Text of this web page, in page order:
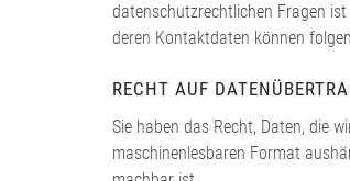
datenschutzrechtlichen Fragen
deren Kontaktdaten können
RECHT AUF
Sie haben das Recht, Daten, die
maschinenlesbaren Format